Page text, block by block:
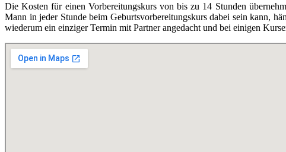
Die Kosten für einen Vorbereitungskurs von bis zu 14 Stunden
Mann in jeder Stunde beim Geburtsvorbereitungskurs dabei sein kann,
wiederum ein einziger Termin mit Partner angedacht und bei einigen